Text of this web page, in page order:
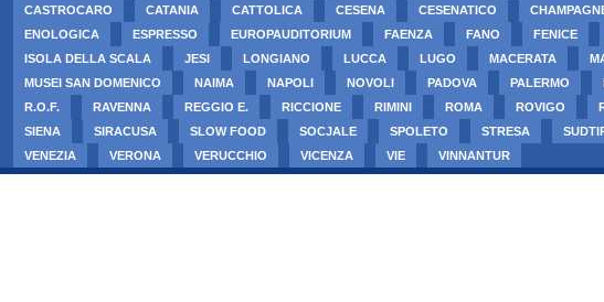
CASTROCARO
CATANIA CATTOLICA CESENA CESENATICO
ENOLOGICA
ESPRESSO EUROPAUDITORIUM FAENZA FANO FENICE
ISOLA DELLA SCALA
JESI LONGIANO LUCCA LUGO MACERATA
MUSEI SAN DOMENICO
NAIMA NAPOLI NOVOLI PADOVA PALERMO
R.O.F.
RAVENNA REGGIO E. RICCIONE RIMINI ROMA ROVIGO
SIENA
SIRACUSA SLOW FOOD SOCJALE SPOLETO STRESA
VENEZIA
VERONA VERUCCHIO VICENZA VIE VINNANTUR